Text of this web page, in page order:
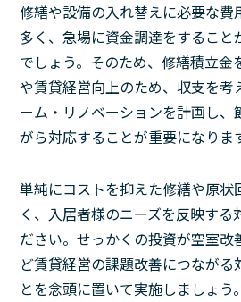
修繕や設備の入れ替えに必要な費
多く、急場に資金調達をすること
でしょう。そのため、修繕積立金
や賃貸経営向上のため、収支を考
ーム・リノベーションを計画し、
がら対応することが重要になりま
単純にコストを抑えた修繕や原状
く、入居者様のニーズを反映する
ださい。せっかくの投資が空室改
ど賃貸経営の課題改善につながる
とを念頭に置いて実施しましょう。